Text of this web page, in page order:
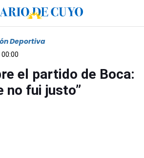
Deportiva
el partido de Boca:
no fui justo”